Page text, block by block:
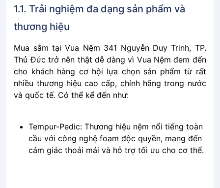
1.1. Trải nghiệm đa dạng sản phẩm và
thương hiệu
Mua sắm tại Vua Nệm 341 Nguyễn Duy Trinh, TP.
Thủ Đức trở nên thật dễ dàng vì Vua Nệm đem đến
cho khách hàng cơ hội lựa chọn sản phẩm từ rất
nhiều thương hiệu cao cấp, chính hãng trong nước
và quốc tế. Có thể kể đến như:
Tempur-Pedic: Thương hiệu nệm nổi tiếng toàn
cầu với công nghệ foam độc quyền, mang đến
cảm giác thoải mái và hỗ trợ tối ưu cho cơ thể.